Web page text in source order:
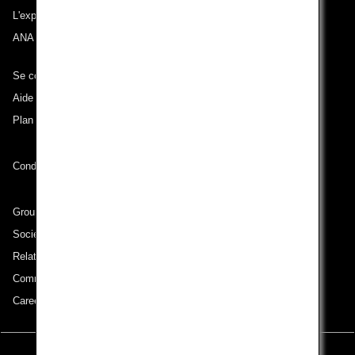
L'expérience ANA
ANA Mileage Club
Se connecter à ANA
Aide technique (Accessibilité)
Plan du site
Conditions de transport
Groupe ANA
Sociétés du groupe
Relations avec les investisseurs
Communiqué de presse
Careers (English Only)